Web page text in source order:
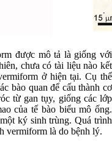
được mô tả là giống với
chưa có tài liệu nào kết
ở hiện tại. Cụ thể
bào quan để cấu thành cơ
từ gan tụy, giống các lớp
của tế bào biểu mô ống.
ký sinh trùng. Quá trình
vermiform là do bệnh lý.